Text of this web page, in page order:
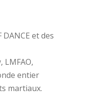
et des
entier
martiaux.